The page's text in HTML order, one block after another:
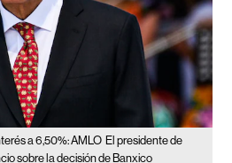
a 6,50%: AMLO El presidente de
sobre la decisión de Banxico